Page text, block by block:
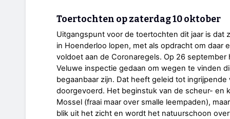
Toertochten op zaterdag 10 oktober
Uitgangspunt voor de toertochten dit jaar is dat
in Hoenderloo lopen, met als opdracht om daar
voldoet aan de Coronaregels. Op 26
Veluwe inspectie gedaan om wegen te vinden
begaanbaar zijn. Dat heeft geleid tot
doorgevoerd. Het beginstuk van de scheur- en
Mossel (fraai maar over smalle leempaden),
blik uit het zicht en wordt het natuurschoon